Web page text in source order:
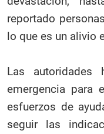
reportado
lo que es un alivio
Las autoridades
emergencia para
esfuerzos de
seguir las